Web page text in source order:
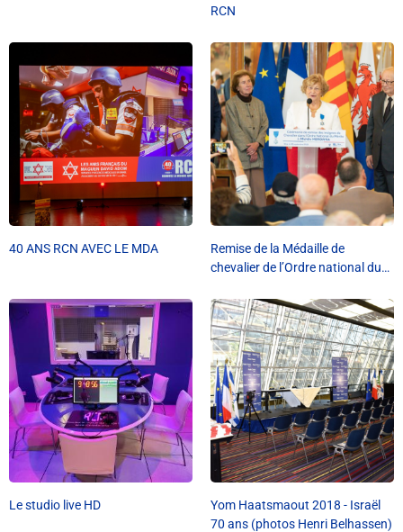
Alerte Méduses 06
Issa Nissa OGC Nice
RCN Soutiens
Vidéos / Clips
Ecrire à RCN
Liens utiles
Shabbat Project
Métropole Nice Côte d'Azur
RCN
40 ANS RCN AVEC LE MDA
Remise de la Médaille de
chevalier de l’Ordre national du
Le studio live HD
Yom Haatsmaout 2018 - Israël
70 ans (photos Henri Belhassen)